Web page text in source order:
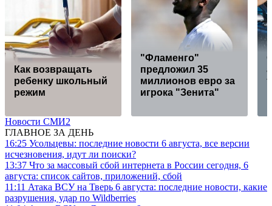
Как возвращать
ребенку школьный
режим
"Фламенго"
предложил 35
миллионов евро за
игрока "Зенита"
Новости СМИ2
ГЛАВНОЕ ЗА ДЕНЬ
16:25 Усольцевы: последние новости 6 августа, все версии
исчезновения, идут ли поиски?
13:37 Что за массовый сбой интернета в России сегодня, 6
августа: список сайтов, приложений, сбой
11:11 Атака ВСУ на Тверь 6 августа: последние новости, какие
разрушения, удар по Wildberries